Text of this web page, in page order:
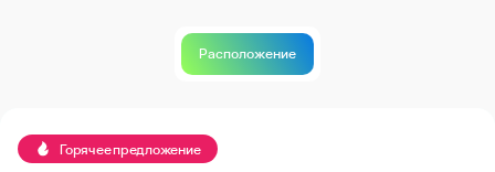
Расположение
Горячее предложение